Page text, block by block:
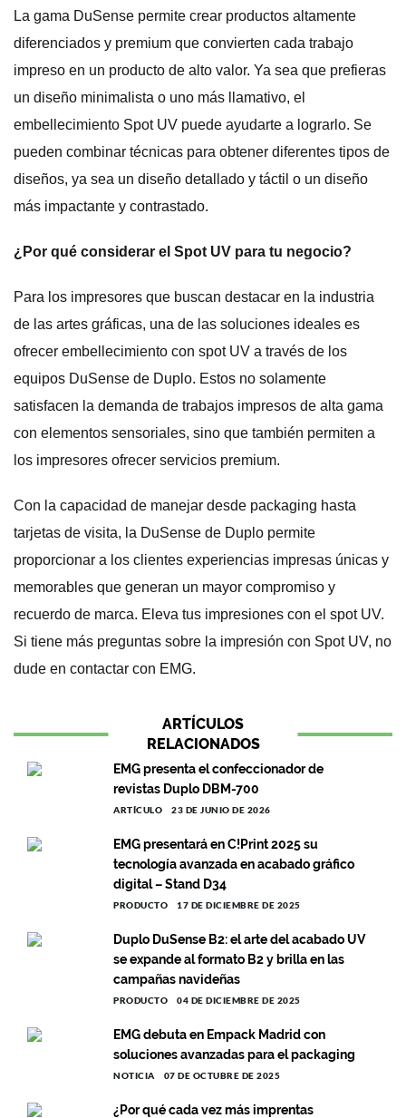
La gama DuSense permite crear productos altamente
diferenciados y premium que convierten cada trabajo
impreso en un producto de alto valor. Ya sea que prefieras
un diseño minimalista o uno más llamativo, el
embellecimiento Spot UV puede ayudarte a lograrlo. Se
pueden combinar técnicas para obtener diferentes tipos de
diseños, ya sea un diseño detallado y táctil o un diseño
más impactante y contrastado.
¿Por qué considerar el Spot UV para tu negocio?
Para los impresores que buscan destacar en la industria
de las artes gráficas, una de las soluciones ideales es
ofrecer embellecimiento con spot UV a través de los
equipos DuSense de Duplo. Estos no solamente
satisfacen la demanda de trabajos impresos de alta gama
con elementos sensoriales, sino que también permiten a
los impresores ofrecer servicios premium.
Con la capacidad de manejar desde packaging hasta
tarjetas de visita, la DuSense de Duplo permite
proporcionar a los clientes experiencias impresas únicas y
memorables que generan un mayor compromiso y
recuerdo de marca. Eleva tus impresiones con el spot UV.
Si tiene más preguntas sobre la impresión con Spot UV, no
dude en contactar con EMG.
ARTÍCULOS
RELACIONADOS
EMG presenta el confeccionador de
revistas Duplo DBM-700
ARTÍCULO 23 DE JUNIO DE 2026
EMG presentará en C!Print 2025 su
tecnología avanzada en acabado gráfico
digital – Stand D34
PRODUCTO 17 DE DICIEMBRE DE 2025
Duplo DuSense B2: el arte del acabado UV
se expande al formato B2 y brilla en las
campañas navideñas
PRODUCTO 04 DE DICIEMBRE DE 2025
EMG debuta en Empack Madrid con
soluciones avanzadas para el packaging
NOTICIA 07 DE OCTUBRE DE 2025
¿Por qué cada vez más imprentas